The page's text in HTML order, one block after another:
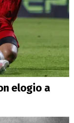
elogio a